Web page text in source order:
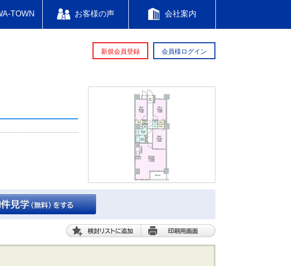
TOWN お客様の声 会社案内
新規会員登録 会員様ログイン